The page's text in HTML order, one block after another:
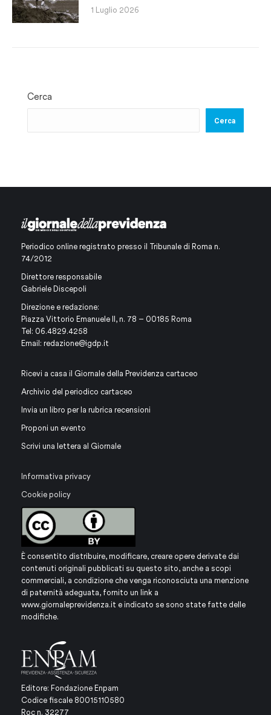
1 Luglio 2026
Cerca
Cerca
Periodico online registrato presso il Tribunale di Roma n.
74/2012
Direttore responsabile
Gabriele Discepoli
Direzione e redazione:
Piazza Vittorio Emanuele II, n. 78 – 00185 Roma
Tel: 06.4829.4258
Email: redazione@igdp.it
Ricevi a casa il Giornale della Previdenza cartaceo
Archivio del periodico cartaceo
Invia un libro per la rubrica recensioni
Proponi un evento
Scrivi una lettera al Giornale
Informativa privacy
Cookie policy
È consentito distribuire, modificare, creare opere derivate dai
contenuti originali pubblicati su questo sito, anche a scopi
commerciali, a condizione che venga riconosciuta una menzione
di paternità adeguata, fornito un link a
www.giornaleprevidenza.it e indicato se sono state fatte delle
modifiche.
Editore: Fondazione Enpam
Codice fiscale 80015110580
Roc n. 32277